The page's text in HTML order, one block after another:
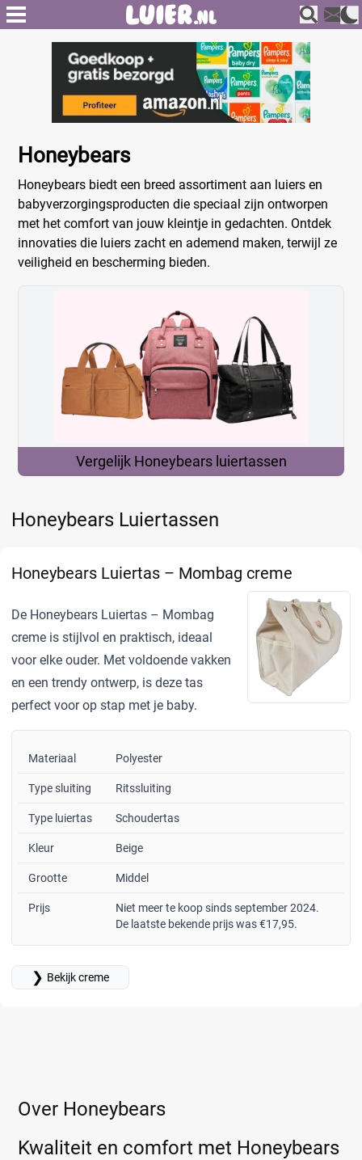
Honeybears
Honeybears biedt een breed assortiment aan luiers en
babyverzorgingsproducten die speciaal zijn ontworpen
met het comfort van jouw kleintje in gedachten. Ontdek
innovaties die luiers zacht en ademend maken, terwijl ze
veiligheid en bescherming bieden.
Vergelijk Honeybears luiertassen
Honeybears Luiertassen
Honeybears Luiertas – Mombag creme
De Honeybears Luiertas – Mombag
creme is stijlvol en praktisch, ideaal
voor elke ouder. Met voldoende vakken
en een trendy ontwerp, is deze tas
perfect voor op stap met je baby.
Materiaal Polyester
Type sluiting Ritssluiting
Type luiertas Schoudertas
Kleur Beige
Grootte Middel
Prijs
Niet meer te koop sinds september 2024.
De laatste bekende prijs was €17,95.
❯ Bekijk creme
Over Honeybears
Kwaliteit en comfort met Honeybears